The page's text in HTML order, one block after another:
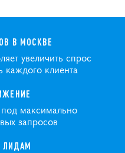
В МОСКВЕ
увеличить спрос
каждого клиента
максимально
запросов
ЛИДАМ